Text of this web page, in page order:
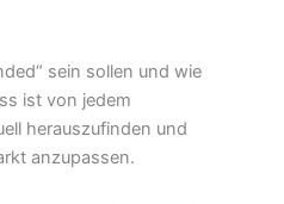
sein sollen und wie
ist von jedem
herauszufinden und
anzupassen.